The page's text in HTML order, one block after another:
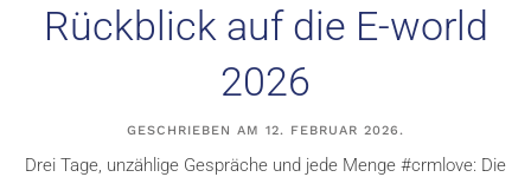
Rückblick auf die E-world
2026
GESCHRIEBEN AM 12. FEBRUAR 2026 .
Drei Tage, unzählige Gespräche und jede Menge #crmlove: Die